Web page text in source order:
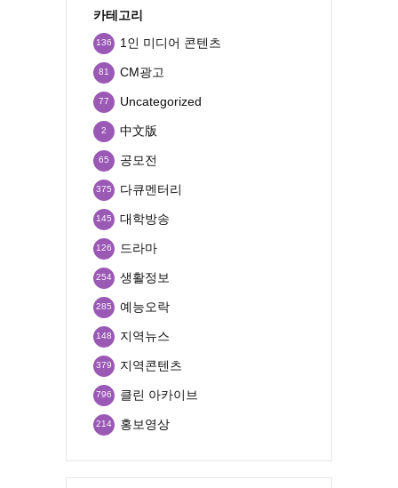
카테고리
1인 미디어 콘텐츠
136
CM광고
81
Uncategorized
77
中文版
2
공모전
65
다큐멘터리
375
대학방송
145
드라마
126
생활정보
254
예능오락
285
지역뉴스
148
지역콘텐츠
379
클린 아카이브
796
홍보영상
214